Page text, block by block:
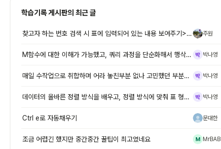
학습기록 게시판의 최근 글
찾고자 하는 번호 검색 시 표에 입력되어 있는 내용 보여주기> 필터로 조 주 주원
M함수에 대한 이해가 가능했고, 쿼리 과정을 단순화해서 행삭제,머리글로 박 박나영
매일 수작업으로 취합하며 어라 놓친부분 없나 고민했던 부분이, 이렇게 간 박 박나영
데이터의 올바른 정렬 방식을 배우고, 정렬 방식에 맞춰 표 형식으로 변환 박 박나영
Ctrl e로 자동채우기 문 문대한
조금 어렵긴 했지만 중간중간 꿀팁이 최고였네요 M